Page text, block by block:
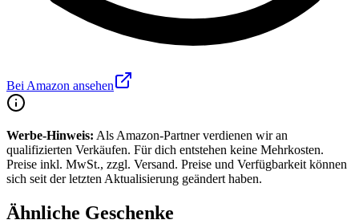
Bei Amazon ansehen
Werbe-Hinweis: Als Amazon-Partner verdienen wir an
qualifizierten Verkäufen. Für dich entstehen keine Mehrkosten.
Preise inkl. MwSt., zzgl. Versand. Preise und Verfügbarkeit können
sich seit der letzten Aktualisierung geändert haben.
Ähnliche Geschenke